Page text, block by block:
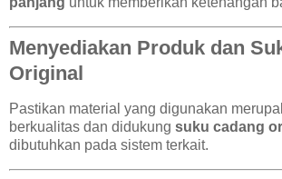
Menyediakan Produk dan
Original
Pastikan material yang digunakan
berkualitas dan didukung suku cadang
dibutuhkan pada sistem terkait.